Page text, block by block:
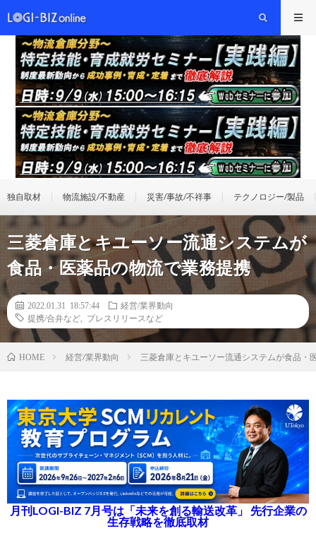
独自取材 物流施設/不動産 災害/事故/不祥事 テクノロジー/製品
三菱倉庫とキユーソー流通システムが
食品・医薬品の物流で業務提携
2022.01.31 18:57:44
経営/業界動向
提携/合弁など
プレスリリースなど
HOME 経営/業界動向 三菱倉庫とキユーソー流通システムが食品・
月刊LOGI-BIZ 7月号は「未来を創る輸送改革」 先行企業の
生存戦略を徹底取材